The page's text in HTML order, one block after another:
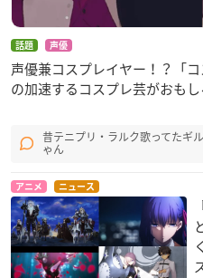
話題 声優
声優兼コスプレイヤー！？「
の加速するコスプレ芸がおも
昔テニプリ・ラルク歌ってたギ
ゃん
アニメ ニュース